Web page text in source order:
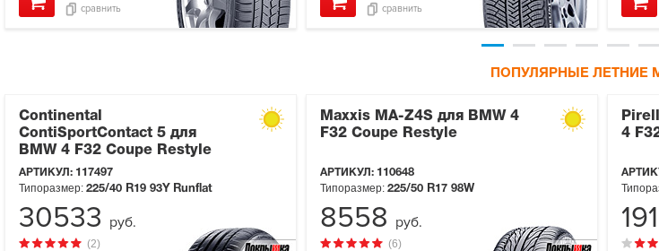
сравнить
сравнить
ПОПУЛЯРНЫЕ ЛЕТНИЕ
Continental
ContiSportContact 5 для
BMW 4 F32 Coupe Restyle
АРТИКУЛ: 117497
(2)
Типоразмер: 225/40 R19 93Y Runflat
30533 руб.
Maxxis MA-Z4S для BMW 4
F32 Coupe Restyle
АРТИКУЛ: 110648
(6)
Типоразмер: 225/50 R17 98W
8558 руб.
4